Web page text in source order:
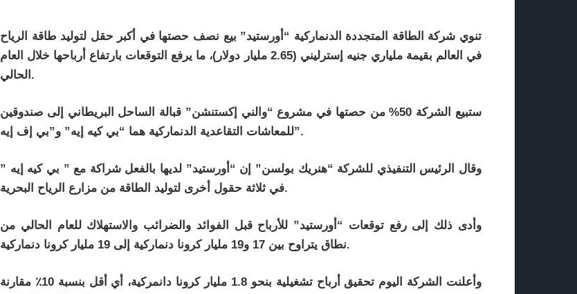
تنوي شركة الطاقة المتجددة الدنماركية “أورستيد” بيع نصف حصتها في أكبر حقل لتوليد طاقة الرياح
في العالم بقيمة ملياري جنيه إسترليني (2.65 مليار دولار)، ما يرفع التوقعات بارتفاع أرباحها خلال العام
الحالي.
ستبيع الشركة 50% من حصتها في مشروع “والني إكستنشن” قبالة الساحل البريطاني إلى صندوقين
للمعاشات التقاعدية الدنماركية هما “بي كيه إيه” و”بي إف إيه”.
وقال الرئيس التنفيذي للشركة “هنريك بولسن” إن “أورستيد” لديها بالفعل شراكة مع ” بي كيه إيه ”
في ثلاثة حقول أخرى لتوليد الطاقة من مزارع الرياح البحرية.
وأدى ذلك إلى رفع توقعات “أورستيد” للأرباح قبل الفوائد والضرائب والاستهلاك للعام الحالي من
نطاق يتراوح بين 17 و19 مليار كرونا دنماركية إلى 19 مليار كرونا دنماركية.
وأعلنت الشركة اليوم تحقيق أرباح تشغيلية بنحو 1.8 مليار كرونا دانمركية، أي أقل بنسبة 10٪ مقارنة